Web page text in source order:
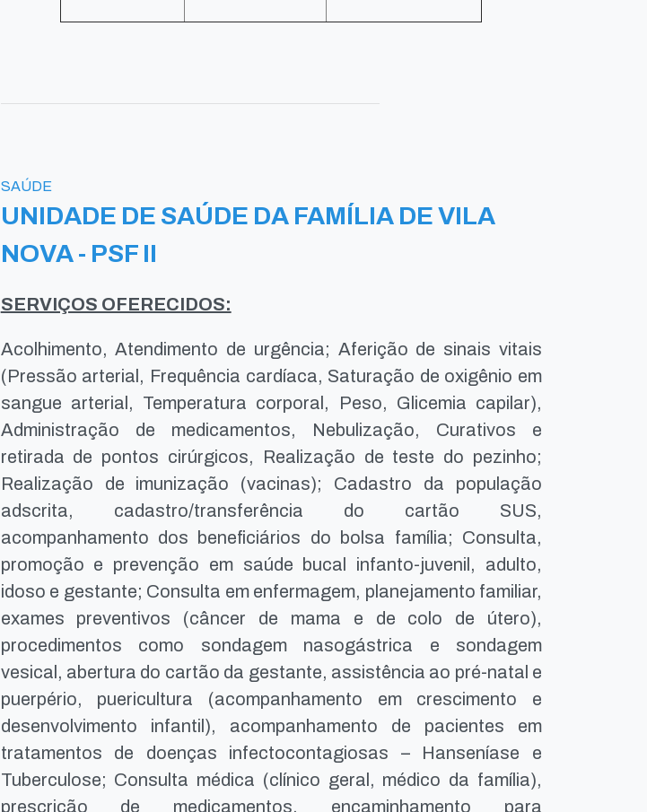
SAÚDE
UNIDADE DE SAÚDE DA FAMÍLIA DE VILA
NOVA - PSF II
SERVIÇOS OFERECIDOS:
Acolhimento, Atendimento de urgência; Aferição de sinais vitais
(Pressão arterial, Frequência cardíaca, Saturação de oxigênio em
sangue arterial, Temperatura corporal, Peso, Glicemia capilar),
Administração de medicamentos, Nebulização, Curativos e
retirada de pontos cirúrgicos, Realização de teste do pezinho;
Realização de imunização (vacinas); Cadastro da população
adscrita, cadastro/transferência do cartão SUS,
acompanhamento dos beneficiários do bolsa família; Consulta,
promoção e prevenção em saúde bucal infanto-juvenil, adulto,
idoso e gestante; Consulta em enfermagem, planejamento familiar,
exames preventivos (câncer de mama e de colo de útero),
procedimentos como sondagem nasogástrica e sondagem
vesical, abertura do cartão da gestante, assistência ao pré-natal e
puerpério, puericultura (acompanhamento em crescimento e
desenvolvimento infantil), acompanhamento de pacientes em
tratamentos de doenças infectocontagiosas – Hanseníase e
Tuberculose; Consulta médica (clínico geral, médico da família),
prescrição de medicamentos, encaminhamento para